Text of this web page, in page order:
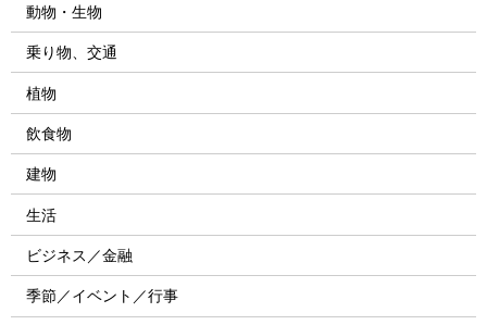
動物・生物
乗り物、交通
植物
飲食物
建物
生活
ビジネス／金融
季節／イベント／行事